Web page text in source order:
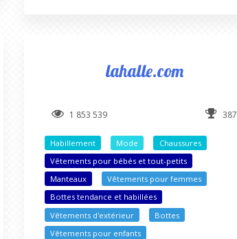
lahalle.com
1 853 539 387
Habillement Mode
Chaussures
Vêtements pour bébés et tout-petits
Manteaux
Vêtements pour femmes
Bottes tendance et habillées
Vêtements d'extérieur
Bottes
Vêtements pour enfants